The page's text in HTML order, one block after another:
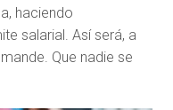
haciendo
salarial. Así será, a
Que nadie se